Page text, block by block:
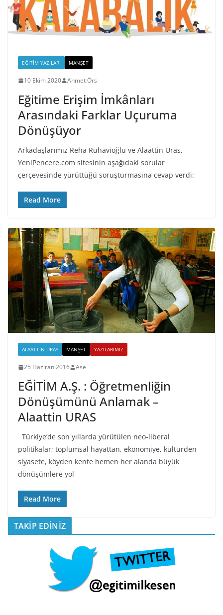
EĞITIM YAZILARI MANŞET
10 Ekim 2020 Ahmet Örs
Eğitime Erişim İmkânları
Arasındaki Farklar Uçuruma
Dönüşüyor
Arkadaşlarımız Reha Ruhavioğlu ve Alaattin Uras,
YeniPencere.com sitesinin aşağıdaki sorular
çerçevesinde yürüttüğü soruşturmasına cevap verdi:
Read More
ALAATTIN URAS MANŞET YAZILARIMIZ
25 Haziran 2016 Ase
EĞİTİM A.Ş. : Öğretmenliğin
Dönüşümünü Anlamak –
Alaattin URAS
Türkiye’de son yıllarda yürütülen neo-liberal
politikalar; toplumsal hayattan, ekonomiye, kültürden
siyasete, köyden kente hemen her alanda büyük
dönüşümlere yol
Read More
TAKİP EDİNİZ